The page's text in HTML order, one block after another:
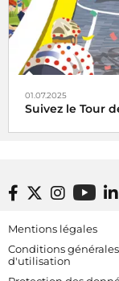
01.07.2025
Suivez le Tour
Radio France,
Footer bottom
Mentions légales
Conditions générales
d'utilisation